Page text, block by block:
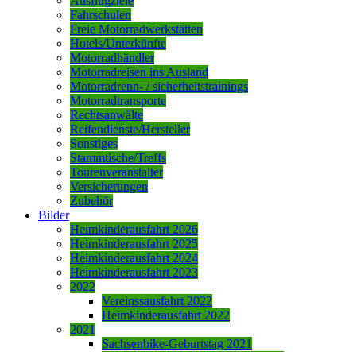
Fahrschulen
Freie Motorradwerkstätten
Hotels/Unterkünfte
Motorradhändler
Motorradreisen ins Ausland
Motorradrenn- / sicherheitstrainings
Motorradtransporte
Rechtsanwälte
Reifendienste/Hersteller
Sonstiges
Stammtische/Treffs
Tourenveranstalter
Versicherungen
Zubehör
Bilder
Heimkinderausfahrt 2026
Heimkinderausfahrt 2025
Heimkinderausfahrt 2024
Heimkinderausfahrt 2023
2022
Vereinssausfahrt 2022
Heimkinderausfahrt 2022
2021
Sachsenbike-Geburtstag 2021